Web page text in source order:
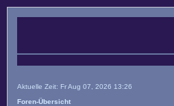
Aktuelle Zeit: Fr Aug 07, 2026 13:26
Foren-Übersicht